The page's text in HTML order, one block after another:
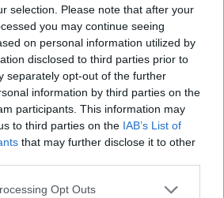
selection. Please note that after your
you may continue seeing
on personal information utilized by
disclosed to third parties prior to
separately opt-out of the further
information by third parties on the
participants. This information may
to third parties on the IAB’s List of
that may further disclose it to other
Opt Outs
em estética, roupa, acessórios ou
ao último ponto de controlo.
comunidade em três tabelas de
Resistência, Velocidade máxima
de fuga.